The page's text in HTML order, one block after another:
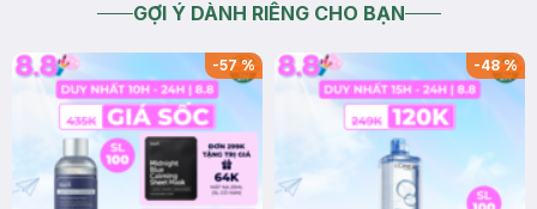
GỢI Ý DÀNH RIÊNG CHO BẠN
-57% -48%